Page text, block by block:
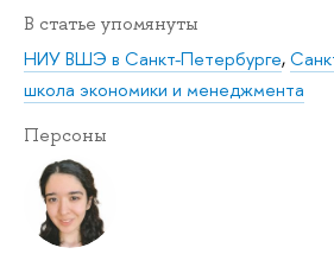
В статье упомянуты
НИУ ВШЭ в Санкт-Петербурге,
школа экономики и менеджмента
Персоны